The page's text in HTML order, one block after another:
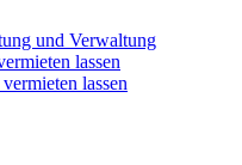
und Verwaltung
lassen
lassen